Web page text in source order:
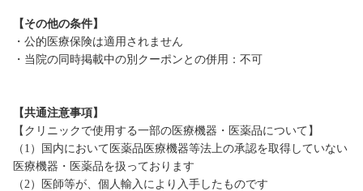
【その他の条件】
・公的医療保険は適用されません
・当院の同時掲載中の別クーポンとの併用：不可
【共通注意事項】
【クリニックで使用する一部の医療機器・医薬品について】
（1）国内において医薬品医療機器等法上の承認を取得していない
医療機器・医薬品を扱っております
（2）医師等が、個人輸入により入手したものです